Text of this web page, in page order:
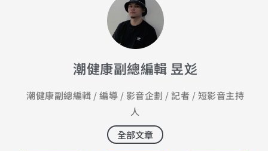
潮健康副總編輯 昱彣
潮健康副總編輯 / 編導 / 影音企劃 / 記者 / 短影音主持
人
全部文章